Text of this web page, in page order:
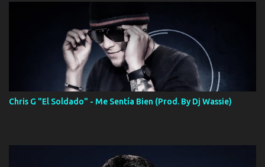
Chris G "El Soldado" - Me Sentía Bien (Prod. By Dj Wassie)